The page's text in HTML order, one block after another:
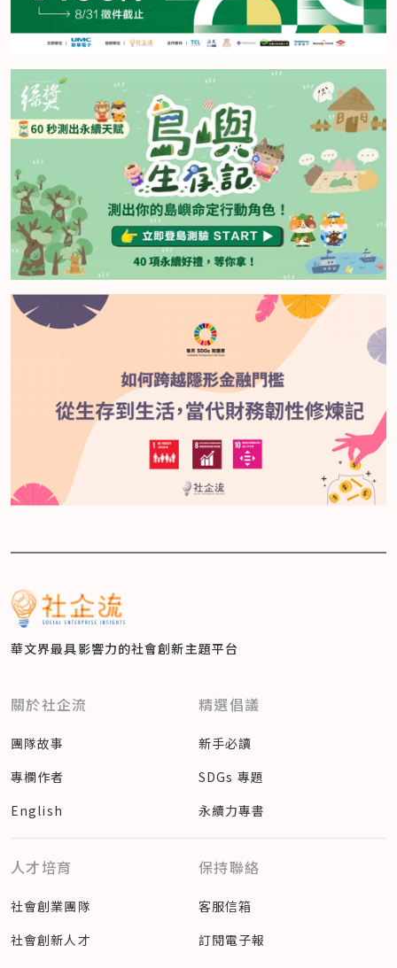
華文界最具影響力的社會創新主題平台
關於社企流
團隊故事
專欄作者
English
精選倡議
新手必讀
SDGs 專題
永續力專書
人才培育
社會創業團隊
社會創新人才
保持聯絡
客服信箱
訂閱電子報